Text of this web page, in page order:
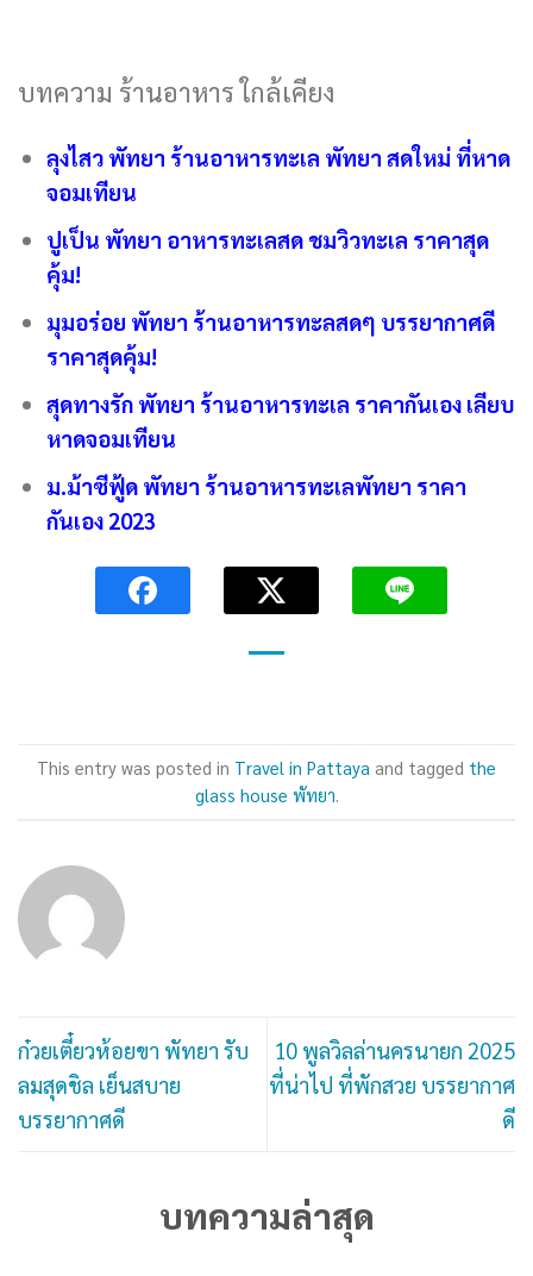
บทความ ร้านอาหาร ใกล้เคียง
ลุงไสว พัทยา ร้านอาหารทะเล พัทยา สดใหม่ ที่หาด
จอมเทียน
ปูเป็น พัทยา อาหารทะเลสด ชมวิวทะเล ราคาสุด
คุ้ม!
มุมอร่อย พัทยา ร้านอาหารทะลสดๆ บรรยากาศดี
ราคาสุดคุ้ม!
สุดทางรัก พัทยา ร้านอาหารทะเล ราคากันเอง เลียบ
หาดจอมเทียน
ม.ม้าซีฟู้ด พัทยา ร้านอาหารทะเลพัทยา ราคา
กันเอง 2023
This entry was posted in Travel in Pattaya and tagged the
glass house พัทยา.
ก๋วยเตี๋ยวห้อยขา พัทยา รับ
ลมสุดชิล เย็นสบาย
บรรยากาศดี
10 พูลวิลล่านครนายก 2025
ที่น่าไป ที่พักสวย บรรยากาศ
ดี
บทความล่าสุด